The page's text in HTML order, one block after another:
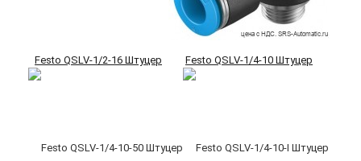
Festo QSLV-1/2-16 Штуцер Festo QSLV-1/4-10 Штуцер